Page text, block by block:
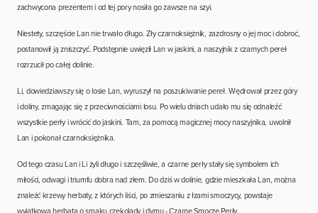
zachwycona prezentem i od tej pory nosiła go zawsze na szyi.
Niestety, szczęście Lan nie trwało długo. Zły czarnoksiężnik, zazdrosny o jej moc i dobroć,
postanowił ją zniszczyć. Podstępnie uwięził Lan w jaskini, a naszyjnik z czarnych pereł
rozrzucił po całej dolinie.
Li, dowiedziawszy się o losie Lan, wyruszył na poszukiwanie pereł. Wędrował przez góry
i doliny, zmagając się z przeciwnościami losu. Po wielu dniach udało mu się odnaleźć
wszystkie perły i wrócić do jaskini. Tam, za pomocą magicznej mocy naszyjnika, uwolnił
Lan i pokonał czarnoksiężnika.
Od tego czasu Lan i Li żyli długo i szczęśliwie, a czarne perły stały się symbolem ich
miłości, odwagi i triumfu dobra nad złem. Do dziś w dolinie, gdzie mieszkała Lan, można
znaleźć krzewy herbaty, z których liści, po zmieszaniu z łzami smoczycy, powstaje